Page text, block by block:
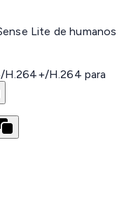
Lite de humanos
H.264+/H.264 para